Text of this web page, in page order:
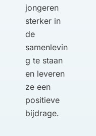
jongeren
sterker in
de
samenlevin
g te staan
en leveren
ze een
positieve
bijdrage.